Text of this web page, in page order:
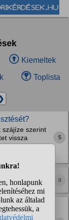
Kiemeltek
Toplista
szájíze szerint
vissza
5
8
laptopra,